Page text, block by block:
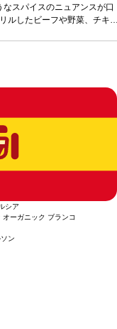
的に次のヴィンテージに変
スパイスのニュアンスが口
ルしたビーフや野菜、チキ
シア
オーガニック ブランコ
ン